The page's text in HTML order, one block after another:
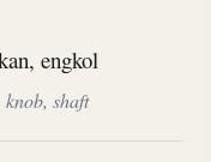
engkol
shaft